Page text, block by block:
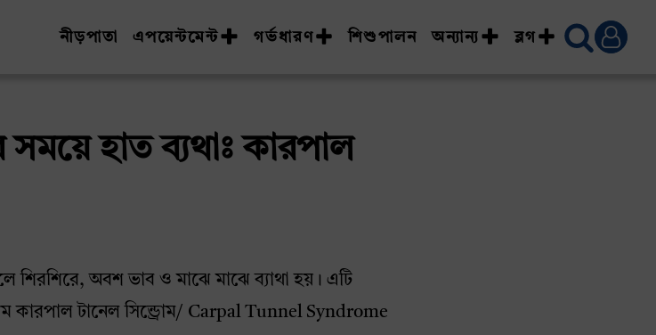
নীড়পাতা এপয়েন্টমেন্ট গর্ভধারণ শিশুপালন অন্যান্য ব্লগ
সময়ে হাত ব্যথাঃ কারপাল
শিরশিরে, অবশ ভাব ও মাঝে মাঝে ব্যাথা হয়। এটি
কারপাল টানেল সিন্ড্রোম/ Carpal Tunnel Syndrome